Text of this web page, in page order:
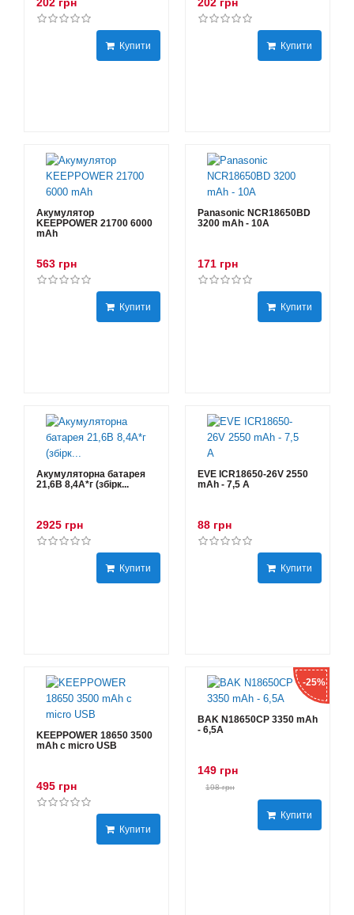
Купити Купити
Акумулятор
KEEPPOWER 21700 6000
mAh
563 грн
Купити
Panasonic NCR18650BD
3200 mAh - 10А
171 грн
Купити
Акумуляторна батарея
21,6В 8,4A*г (збірк...
2925 грн
Купити
EVE ICR18650-26V 2550
mAh - 7,5 А
88 грн
Купити
KEEPPOWER 18650 3500
mAh с micro USB
495 грн
Купити
-25%
BAK N18650CP 3350 mAh
- 6,5А
149 грн
198 грн
Купити